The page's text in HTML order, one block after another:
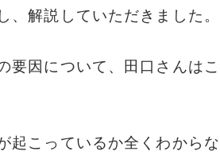
、解説していただきました。
要因について、田口さんはこ
起こっているか全くわからな